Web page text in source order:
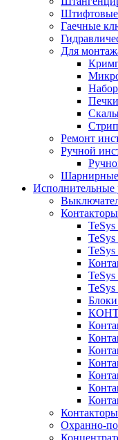
Штифтовые
Гаечные
Для
Печки
Ремонт
Ручной
Исполнительные
Контакторы
Охранно-